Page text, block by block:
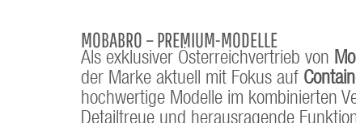
MOBABRO – PREMIUM-MODELLE
Als exklusiver Österreichvertrieb von
der Marke aktuell mit Fokus auf
hochwertige Modelle im kombinierten